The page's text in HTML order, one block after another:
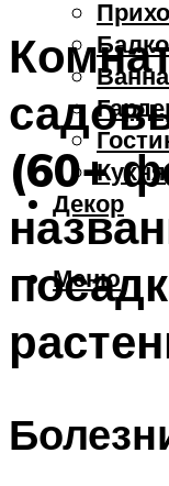
Кухня
Декор
Меню
(60+